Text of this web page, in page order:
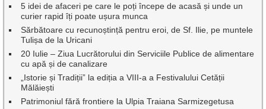
5 idei de afaceri pe care le poți începe de acasă și unde un
curier rapid îți poate ușura munca
Sărbătoare cu recunoștință pentru eroi, de Sf. Ilie, pe muntele
Tulișa de la Uricani
20 Iulie – Ziua Lucrătorului din Serviciile Publice de alimentare
cu apă și de canalizare
„Istorie și Tradiții” la ediția a VIII-a a Festivalului Cetății
Mălăiești
Patrimoniul fără frontiere la Ulpia Traiana Sarmizegetusa